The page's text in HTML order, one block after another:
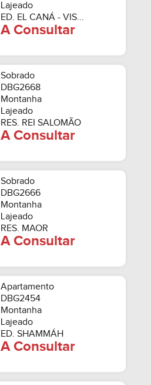
Lajeado
ED. EL CANÁ - VIS...
A Consultar
Sobrado
DBG2668
Montanha
Lajeado
RES. REI SALOMÃO
A Consultar
Sobrado
DBG2666
Montanha
Lajeado
RES. MAOR
A Consultar
Apartamento
DBG2454
Montanha
Lajeado
ED. SHAMMÁH
A Consultar